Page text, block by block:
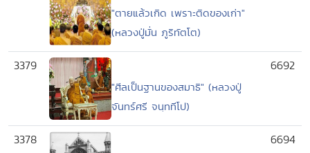
"ตายแล้วเกิด เพราะติดของเก่า"
(หลวงปู่มั่น ภูริทัตโต)
3379
"ศีลเป็นฐานของสมาธิ" (หลวงปู่
จันทร์ศรี จนฺททีโป)
6692
3378 6694